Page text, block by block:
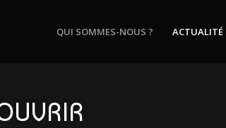
QUI SOMMES-NOUS ? ACTUALITÉ